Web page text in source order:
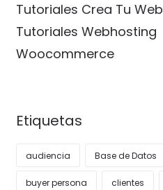
Tutoriales Crea Tu Web
Tutoriales Webhosting
Woocommerce
Etiquetas
audiencia Base de Datos
buyer persona clientes